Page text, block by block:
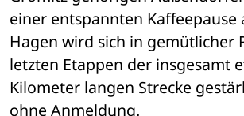
einer entspannten
Hagen wird sich in gemütlicher
letzten Etappen der insgesamt
Kilometer langen Strecke
ohne Anmeldung.